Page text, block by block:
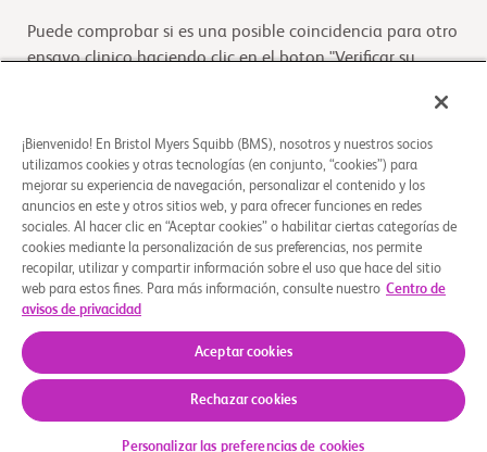
Puede comprobar si es una posible coincidencia para otro
ensayo clinico haciendo clic en el boton "Verificar su
Verifique su elegibilidad
Descripción general
El objetivo de este estudio es evaluar la farmacocinética
(PK), el perfil de metabolitos, las vías y el alcance de la
Quiénes somos Aviso legal Política de privacidad
© 2026 Bristol-Myers Squibb Company
¡Bienvenido! En Bristol Myers Squibb (BMS), nosotros y nuestros socios
utilizamos cookies y otras tecnologías (en conjunto, “cookies”) para
mejorar su experiencia de navegación, personalizar el contenido y los
anuncios en este y otros sitios web, y para ofrecer funciones en redes
sociales. Al hacer clic en “Aceptar cookies” o habilitar ciertas categorías de
cookies mediante la personalización de sus preferencias, nos permite
recopilar, utilizar y compartir información sobre el uso que hace del sitio
web para estos fines. Para más información, consulte nuestro Centro de
avisos de privacidad
Aceptar cookies
Rechazar cookies
Personalizar las preferencias de cookies